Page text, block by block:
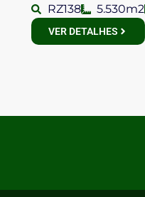
RZ138 5.530m2
VER DETALHES